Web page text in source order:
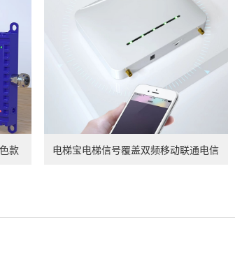
款
查看详情
电梯宝电梯信号覆盖双频移动联通电信